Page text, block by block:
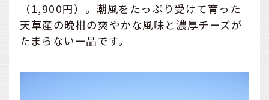
（1,900円）。潮風をたっぷり受けて育った
天草産の晩柑の爽やかな風味と濃厚チーズが
たまらない一品です。